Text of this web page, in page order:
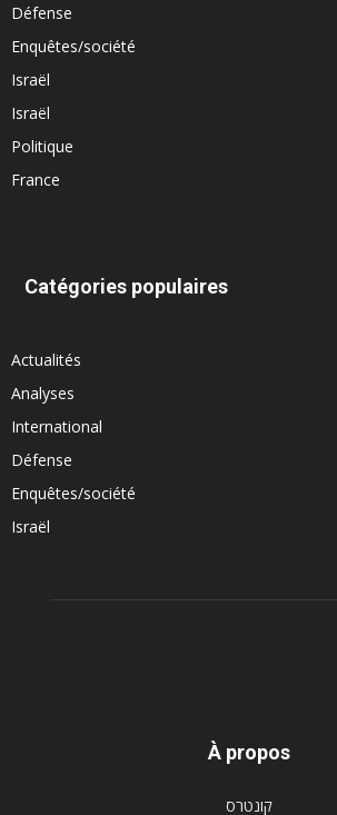
Défense
Enquêtes/société
Israël
Israël
Politique
France
Catégories populaires
Actualités
Analyses
International
Défense
Enquêtes/société
Israël
À propos
קונטרס